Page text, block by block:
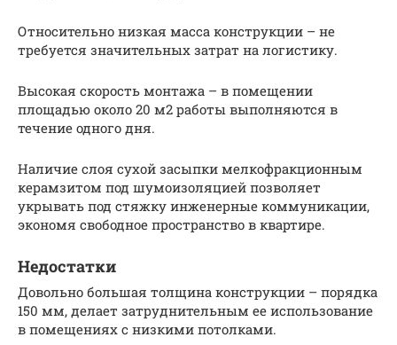
Относительно низкая масса конструкции – не
требуется значительных затрат на логистику.
Высокая скорость монтажа – в помещении
площадью около 20 м2 работы выполняются в
течение одного дня.
Наличие слоя сухой засыпки мелкофракционным
керамзитом под шумоизоляцией позволяет
укрывать под стяжку инженерные коммуникации,
экономя свободное пространство в квартире.
Недостатки
Довольно большая толщина конструкции – порядка
150 мм, делает затруднительным ее использование
в помещениях с низкими потолками.